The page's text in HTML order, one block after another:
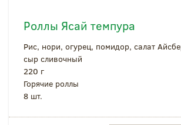
Роллы Ясай темпура
Рис, нори, огурец, помидор, салат
сыр сливочный
220 г
Горячие роллы
8 шт.